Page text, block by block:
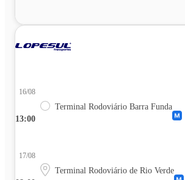
13:00
16/08
Terminal Rodoviário Barra Funda
17/08
Terminal Rodoviário de Rio Verde